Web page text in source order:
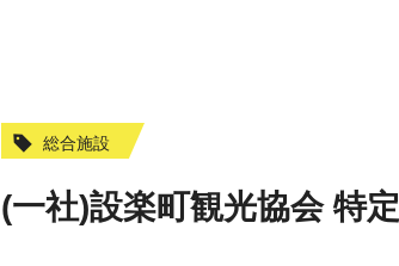
総合施設
(一社)設楽町観光協会 特